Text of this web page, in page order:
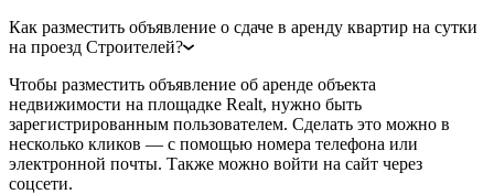
Как разместить объявление о сдаче в аренду квартир на сутки
на проезд Строителей?
Чтобы разместить объявление об аренде объекта
недвижимости на площадке Realt, нужно быть
зарегистрированным пользователем. Сделать это можно в
несколько кликов — с помощью номера телефона или
электронной почты. Также можно войти на сайт через
соцсети.